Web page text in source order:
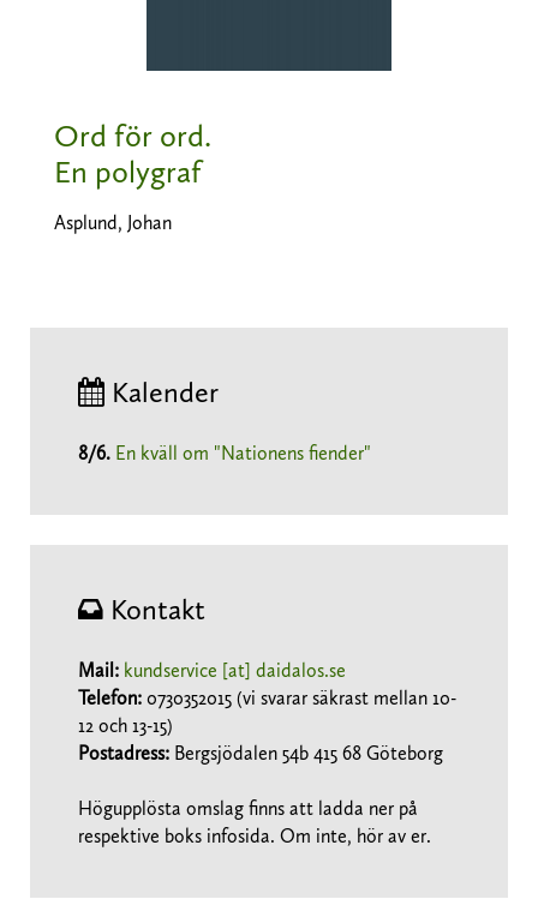
Ord för ord.
En polygraf
Asplund, Johan
Kalender
8/6. En kväll om "Nationens fiender"
Kontakt
Mail: kundservice [at] daidalos.se
Telefon: 0730352015 (vi svarar säkrast mellan 10-
12 och 13-15)
Postadress: Bergsjödalen 54b 415 68 Göteborg
Högupplösta omslag finns att ladda ner på
respektive boks infosida. Om inte, hör av er.